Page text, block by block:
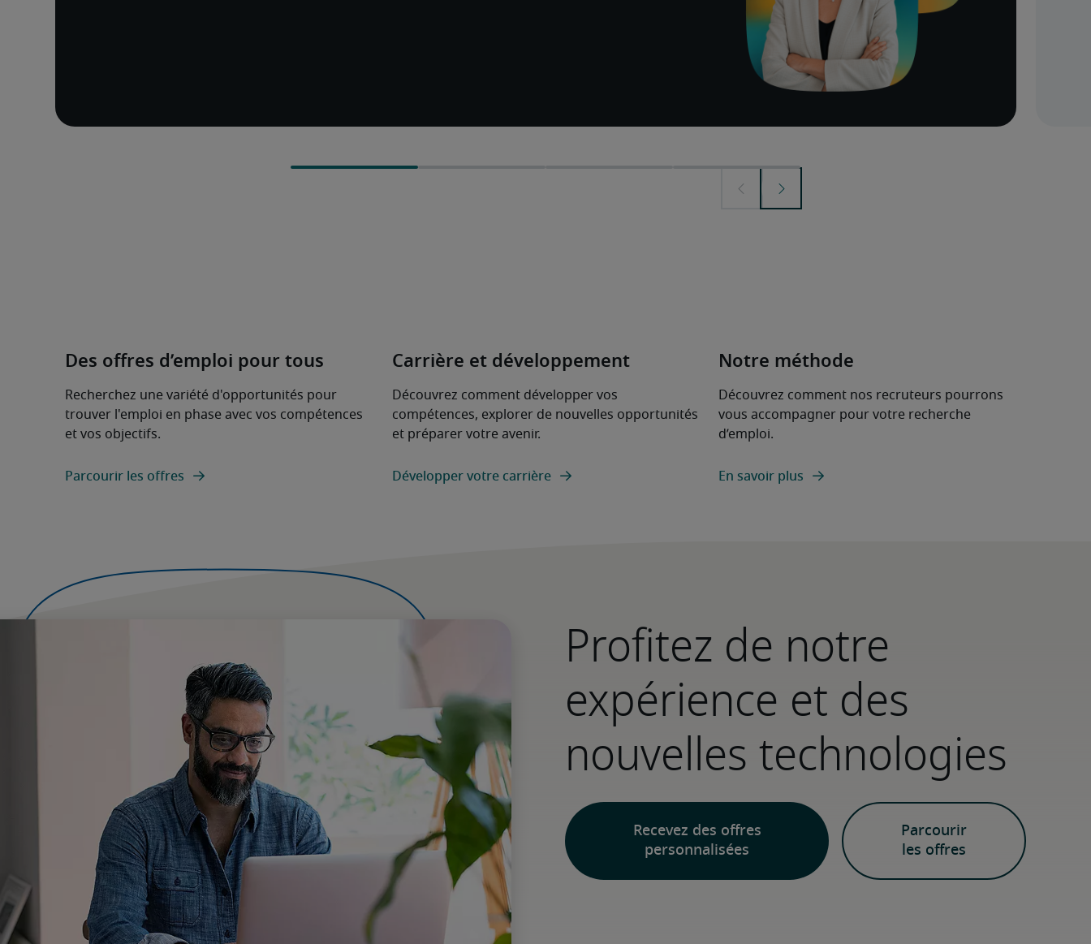
Des offres d’emploi pour tous
Recherchez une variété d'opportunités pour
trouver l'emploi en phase avec vos compétences
et vos objectifs.
Parcourir les offres
Carrière et développement
Découvrez comment développer vos
compétences, explorer de nouvelles opportunités
et préparer votre avenir.
Développer votre carrière
Notre méthode
Découvrez comment nos recruteurs pourrons
vous accompagner pour votre recherche
d’emploi.
En savoir plus
Profitez de notre
expérience et des
nouvelles technologies
Recevez des offres
personnalisées
Parcourir
les offres